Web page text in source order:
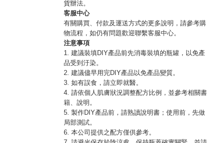
貨辦法。
客服中心
有關購買、付款及運送方式的更多說明，請參考購
物流程，如仍有問題歡迎聯繫客服中心。
注意事項
1. 建議裝填DIY產品前先消毒裝填的瓶罐，以免產
品受到汙染。
2. 建議儘早用完DIY產品以免產品變質。
3. 如有誤食，請立即就醫。
4. 請依個人肌膚狀況調整配方比例，並參考相關書
籍、說明。
5. 製作DIY產品前，請熟讀說明書；使用前，先做
局部測試。
6. 本公司提供之配方僅供參考。